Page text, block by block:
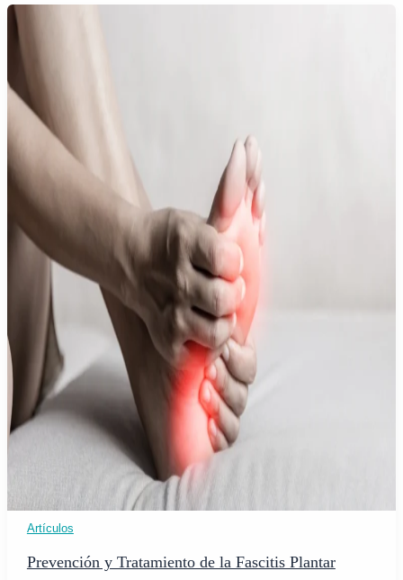
Artículos
Prevención y Tratamiento de la Fascitis Plantar